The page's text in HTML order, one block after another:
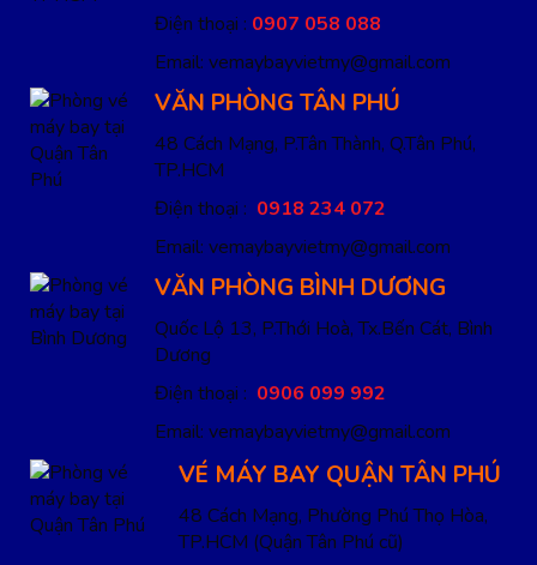
Điện thoại : 0907 058 088
Email: vemaybayvietmy@gmail.com
VĂN PHÒNG TÂN PHÚ
48 Cách Mạng, P.Tân Thành, Q.Tân Phú,
TP.HCM
Điện thoại : 0918 234 072
Email: vemaybayvietmy@gmail.com
VĂN PHÒNG BÌNH DƯƠNG
Quốc Lộ 13, P.Thới Hoà, Tx.Bến Cát, Bình
Dương
Điện thoại : 0906 099 992
Email: vemaybayvietmy@gmail.com
VÉ MÁY BAY QUẬN TÂN PHÚ
48 Cách Mạng, Phường Phú Thọ Hòa,
TP.HCM (Quận Tân Phú cũ)